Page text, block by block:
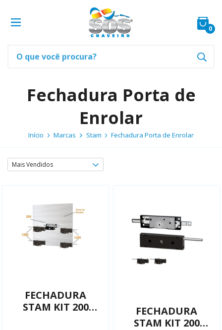
0
Fechadura Porta de
Enrolar
Início Marcas Stam Fechadura Porta de Enrolar
FECHADURA
STAM KIT 200
FECHADURA
STAM KIT 200